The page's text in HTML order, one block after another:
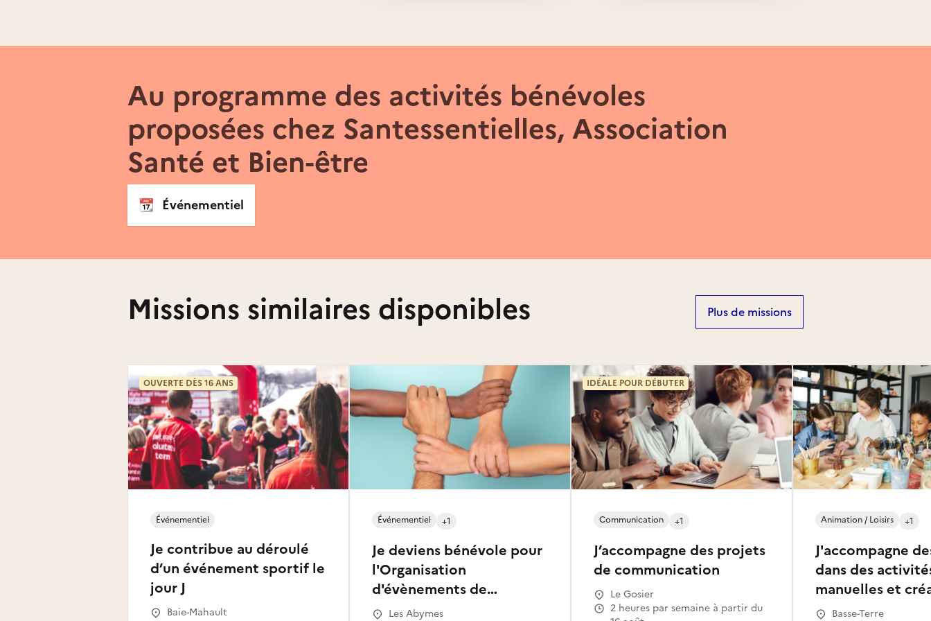
Au programme des activités bénévoles
proposées chez Santessentielles, Association
Santé et Bien-être
📆 Événementiel
Missions similaires disponibles Plus de missions
Je contribue au déroulé
d’un événement sportif le
jour J
Événementiel
Baie-Mahault
OUVERTE DÈS 16 ANS
Je deviens bénévole pour
l'Organisation
d'évènements de
Sensibilisation contre la
Événementiel +1
Les Abymes
J’accompagne des projets
de communication
Communication +1
Le Gosier
2 heures par semaine à partir du
IDÉALE POUR DÉBUTER
J'accompagne
dans des
manuelles et
Animation / Loisirs +1
Basse-Terre